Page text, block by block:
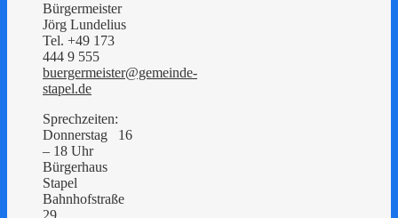
Bürgermeister
Jörg Lundelius
Tel. +49 173
444 9 555
buergermeister@gemeinde-
stapel.de
Sprechzeiten:
Donnerstag 16
– 18 Uhr
Bürgerhaus
Stapel
Bahnhofstraße